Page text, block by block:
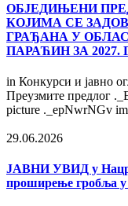
OБЈЕДИЊЕНИ
КОЈИМА СЕ
ГРАЂАНА У
ПАРАЋИН ЗА 2027.
in Конкурси и јавно
Преузмите предлог
picture ._epNwrNGv
29.06.2026
ЈАВНИ УВИД у Нацрт
проширење гробља